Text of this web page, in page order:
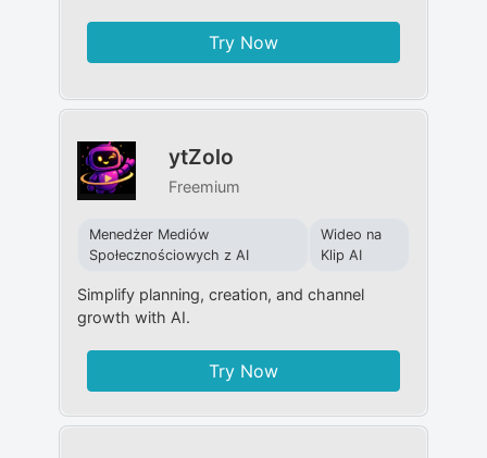
Try Now
ytZolo
Freemium
Menedżer Mediów
Społecznościowych z AI
Wideo na
Klip AI
Simplify planning, creation, and channel
growth with AI.
Try Now